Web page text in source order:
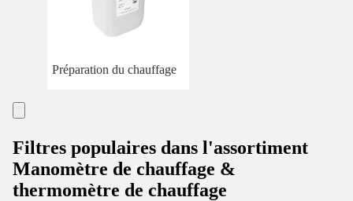
Préparation du chauffage
Filtres populaires dans l'assortiment
Manomètre de chauffage &
thermomètre de chauffage